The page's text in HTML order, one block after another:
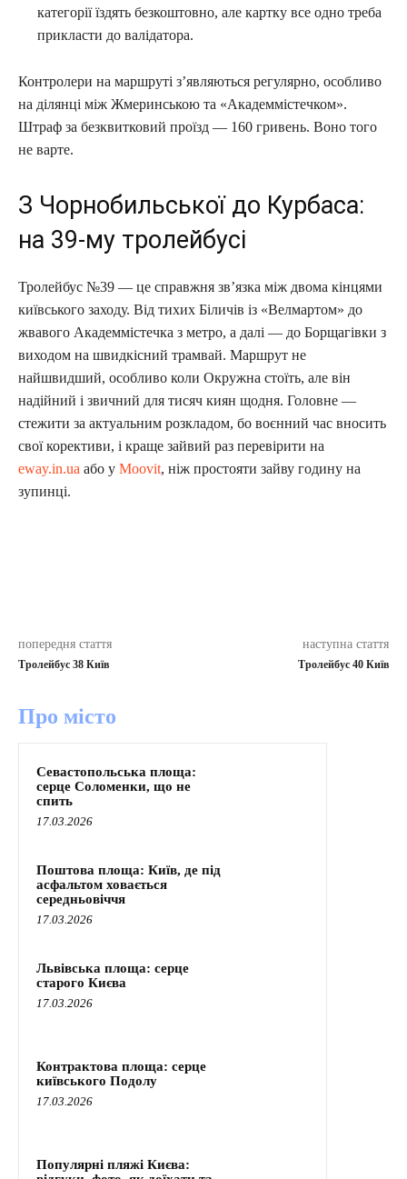
категорії їздять безкоштовно, але картку все одно треба
прикласти до валідатора.
Контролери на маршруті з’являються регулярно, особливо
на ділянці між Жмеринською та «Академмістечком».
Штраф за безквитковий проїзд — 160 гривень. Воно того
не варте.
З Чорнобильської до Курбаса:
на 39-му тролейбусі
Тролейбус №39 — це справжня зв’язка між двома кінцями
київського заходу. Від тихих Біличів із «Велмартом» до
жвавого Академмістечка з метро, а далі — до Борщагівки з
виходом на швидкісний трамвай. Маршрут не
найшвидший, особливо коли Окружна стоїть, але він
надійний і звичний для тисяч киян щодня. Головне —
стежити за актуальним розкладом, бо воєнний час вносить
свої корективи, і краще зайвий раз перевірити на
eway.in.ua або у Moovit, ніж простояти зайву годину на
зупинці.
попередня стаття
Тролейбус 38 Київ
наступна стаття
Тролейбус 40 Київ
Про місто
Севастопольська площа:
серце Соломенки, що не
спить
17.03.2026
Поштова площа: Київ, де під
асфальтом ховається
середньовіччя
17.03.2026
Львівська площа: серце
старого Києва
17.03.2026
Контрактова площа: серце
київського Подолу
17.03.2026
Популярні пляжі Києва: